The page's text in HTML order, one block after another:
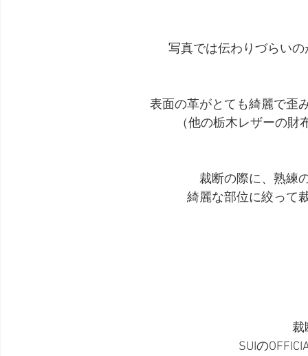
写真では伝わりづらい
表面の革がとても綺麗で歪
（他の栃木レザーの
裁断の際に、熟練
綺麗な部位に絞って
裁
SUIの